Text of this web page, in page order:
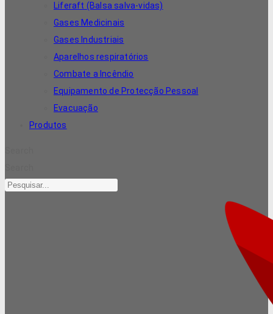
Liferaft (Balsa salva-vidas)
Gases Medicinais
Gases Industriais
Aparelhos respiratórios
Combate a Incêndio
Equipamento de Protecção Pessoal
Evacuação
Produtos